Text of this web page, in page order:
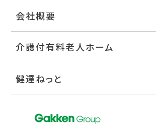
会社概要
介護付有料老人ホーム
健達ねっと